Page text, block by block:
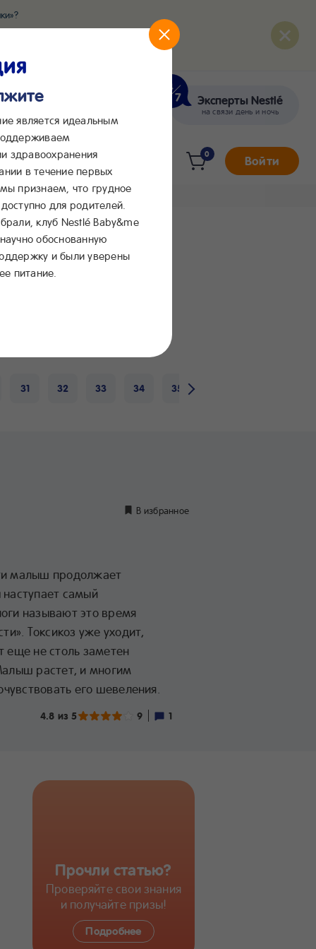
вашего малыша
Эксперты Nestlé
на связи день и ночь
0 Войти
31 32 33 34 35
В избранное
малыш продолжает
самый
называют это время
Токсикоз уже уходит,
еще не столь заметен
растет, и многим
его шевеления.
4.8 из 5 9 1
Прочли статью?
Проверяйте свои знания
и получайте призы!
Подробнее
является идеальным
здравоохранения
в течение первых
признаем, что грудное
для родителей.
клуб Nestlé Baby&me
обоснованную
и были уверены
питание.